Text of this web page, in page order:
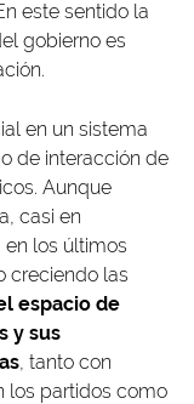
este sentido la
gobierno es
en un sistema
de interacción de
Aunque
casi en
los últimos
creciendo las
espacio de
y sus
, tanto con
los partidos como